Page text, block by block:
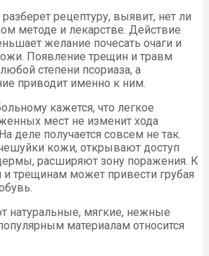
рецептуру, выявит, нет ли
методе и лекарстве. Действие
желание почесать очаги и
Появление трещин и травм
степени псориаза, а
приводит именно к ним.
кажется, что легкое
мест не изменит хода
деле получается совсем не так.
кожи, открывают доступ
расширяют зону поражения. К
трещинам может привести грубая
натуральные, мягкие, нежные
материалам относится